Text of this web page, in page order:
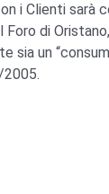
i Clienti sarà
Foro di
sia un
2005.